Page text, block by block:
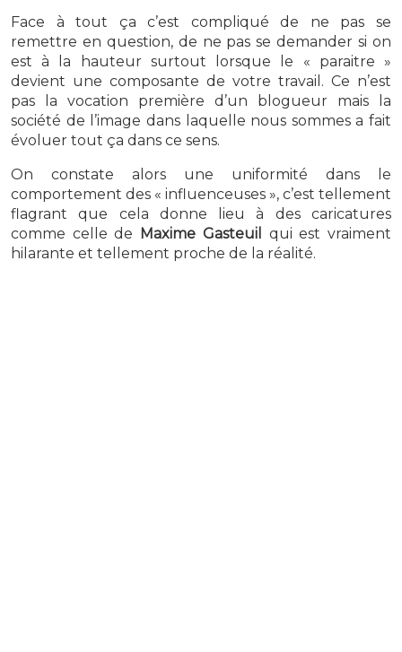
Face à tout ça c’est compliqué de ne pas se
remettre en question, de ne pas se demander si on
est à la hauteur surtout lorsque le « paraitre »
devient une composante de votre travail. Ce n’est
pas la vocation première d’un blogueur mais la
société de l’image dans laquelle nous sommes a fait
évoluer tout ça dans ce sens.
On constate alors une uniformité dans le
comportement des « influenceuses », c’est tellement
flagrant que cela donne lieu à des caricatures
comme celle de
Maxime Gasteuil
qui est vraiment
hilarante et tellement proche de la réalité.